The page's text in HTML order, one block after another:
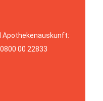
Apothekenauskunft:
00 22833